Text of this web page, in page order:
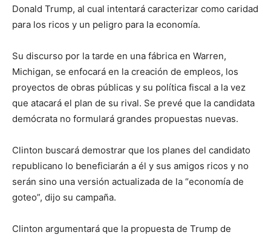
Donald Trump, al cual intentará caracterizar como caridad
para los ricos y un peligro para la economía.
Su discurso por la tarde en una fábrica en Warren,
Michigan, se enfocará en la creación de empleos, los
proyectos de obras públicas y su política fiscal a la vez
que atacará el plan de su rival. Se prevé que la candidata
demócrata no formulará grandes propuestas nuevas.
Clinton buscará demostrar que los planes del candidato
republicano lo beneficiarán a él y sus amigos ricos y no
serán sino una versión actualizada de la “economía de
goteo”, dijo su campaña.
Clinton argumentará que la propuesta de Trump de